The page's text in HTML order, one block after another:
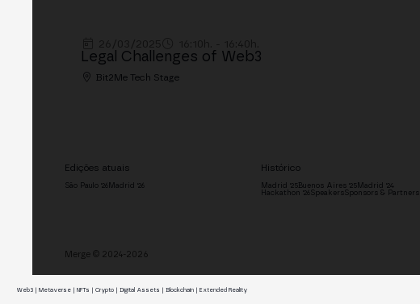
Legal Challenges of Web3
Bit2Me Tech Stage
Edições atuais
São Paulo '26 Madrid '26
Histórico
Madrid '25Buenos Aires '25Madrid '24
Hackathon '26 SpeakersSponsors & Partners
Merge © 2024-2026
Web3 | Metaverse | NFTs | Crypto | Digital Assets | Blockchain | Extended Reality